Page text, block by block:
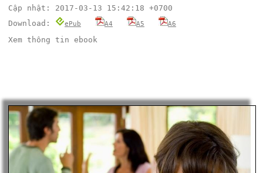
Cập nhật: 2017-03-13 15:42:18 +0700
Download:
ePub A4 A5 A6
Xem thông tin ebook